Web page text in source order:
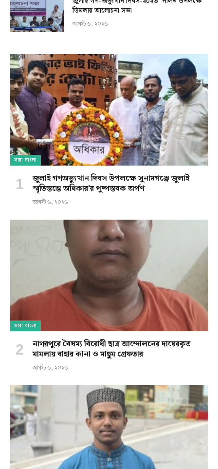
ডিমলায় আলোচনা সভা
আগস্ট ৬, ২০২৬
সারা বাংলা
জুলাই গণঅভ্যুত্থান দিবস উপলক্ষে সুনামগঞ্জে জুলাই
স্মৃতিস্তম্ভে অধিকার’র পুষ্পস্তবক অর্পণ
আগস্ট ৬, ২০২৬
সারা বাংলা
নাগরপুরে বৈষম্য বিরোধী ছাত্র আন্দোলনের দায়েরকৃত
মামলায় বাহার কানা ও মাছুম গ্রেফতার
আগস্ট ৬, ২০২৬